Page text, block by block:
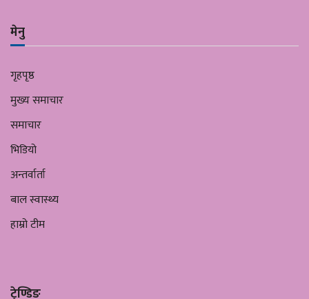
मेनु
गृहपृष्ठ
मुख्य समाचार
समाचार
भिडियो
अन्तर्वार्ता
बाल स्वास्थ्य
हाम्रो टीम
ट्रेण्डिङ